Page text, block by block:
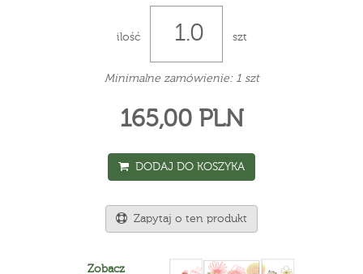
ilość szt
Minimalne zamówienie: 1 szt
165,00 PLN
DODAJ DO KOSZYKA
Zapytaj o ten produkt
Zobacz